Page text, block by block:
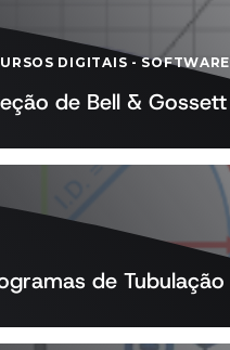
DIGITAIS -SOFTWARE
de Bell & Gossett
de Tubulação